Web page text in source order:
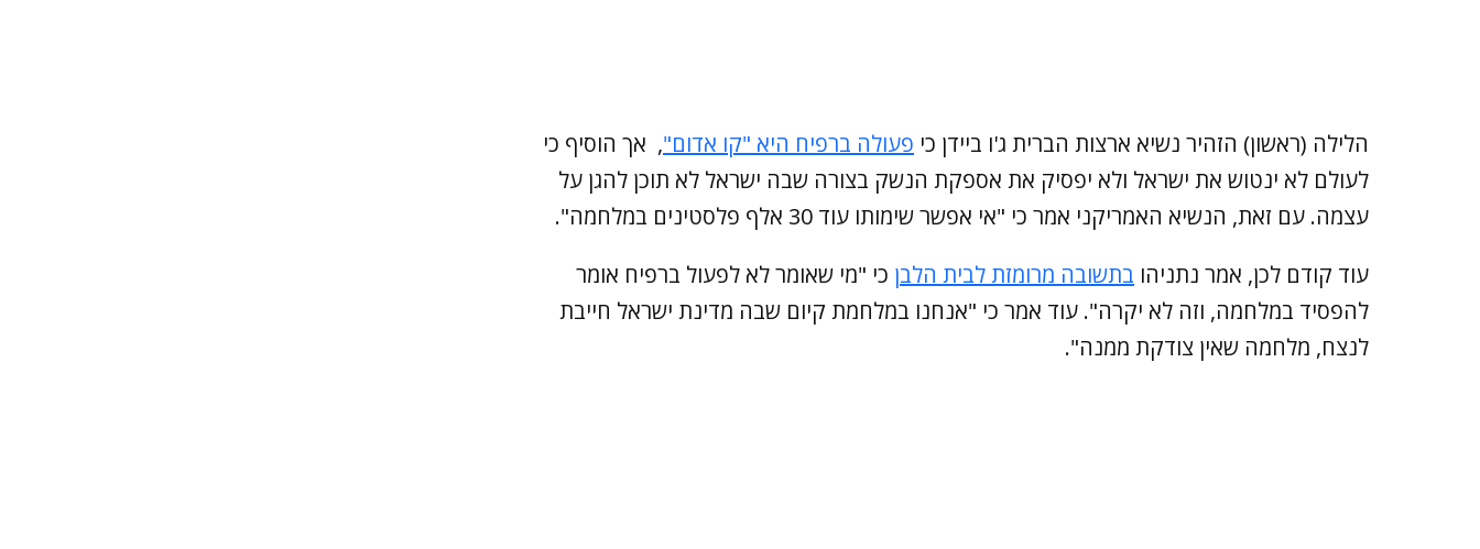
הלילה (ראשון) הזהיר נשיא ארצות הברית ג'ו ביידן כי פעולה ברפיח היא "קו אדום", אך הוסיף כי
לעולם לא ינטוש את ישראל ולא יפסיק את אספקת הנשק בצורה שבה ישראל לא תוכן להגן על
עצמה. עם זאת, הנשיא האמריקני אמר כי "אי אפשר שימותו עוד 30 אלף פלסטינים במלחמה".
עוד קודם לכן, אמר נתניהו בתשובה מרומזת לבית הלבן כי "מי שאומר לא לפעול ברפיח אומר
להפסיד במלחמה, וזה לא יקרה". עוד אמר כי "אנחנו במלחמת קיום שבה מדינת ישראל חייבת
לנצח, מלחמה שאין צודקת ממנה".